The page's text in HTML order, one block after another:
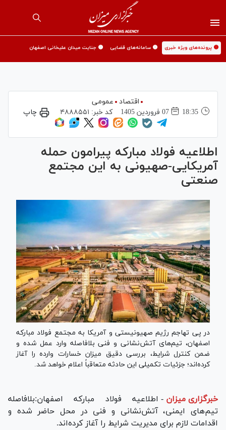
🟡 پرونده‌های ویژه خبری 🟡 سامانه‌های قضایی 🟡 جنایت میدان علیخانی اصفهان
اقتصاد
عمومی
18:35
07 فروردين 1405 کد خبر: ۴۸۸۸۵۵۱ چاپ
اطلاعیه فولاد مبارکه پیرامون حمله
آمریکایی-صهیونی به این مجتمع
صنعتی
در پی تهاجم رژیم صهیونیستی و آمریکا به مجتمع فولاد مبارکه
اصفهان، تیم‌های آتش‌نشانی و فنی بلافاصله وارد عمل شده و
ضمن کنترل شرایط، بررسی دقیق میزان خسارات وارده را آغاز
کرده‌اند؛ جزئیات تکمیلی این حادثه متعاقباً اعلام خواهد شد.
خبرگزاری میزان - اطلاعیه فولاد مبارکه اصفهان:بلافاصله
تیم‌های ایمنی، آتش‌نشانی و فنی در محل حاضر شده و
اقدامات لازم برای مدیریت شرایط را آغاز کرده‌اند.